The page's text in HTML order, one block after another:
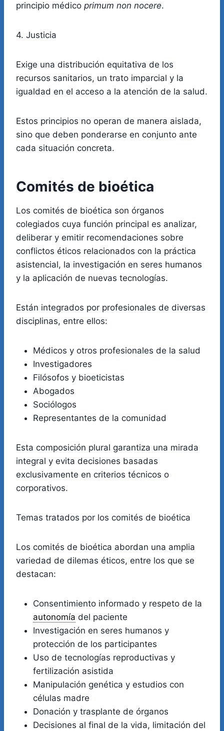
principio médico primum non nocere.
4. Justicia
Exige una distribución equitativa de los
recursos sanitarios, un trato imparcial y la
igualdad en el acceso a la atención de la salud.
Estos principios no operan de manera aislada,
sino que deben ponderarse en conjunto ante
cada situación concreta.
Comités de bioética
Los comités de bioética son órganos
colegiados cuya función principal es analizar,
deliberar y emitir recomendaciones sobre
conflictos éticos relacionados con la práctica
asistencial, la investigación en seres humanos
y la aplicación de nuevas tecnologías.
Están integrados por profesionales de diversas
disciplinas, entre ellos:
Médicos y otros profesionales de la salud
Investigadores
Filósofos y bioeticistas
Abogados
Sociólogos
Representantes de la comunidad
Esta composición plural garantiza una mirada
integral y evita decisiones basadas
exclusivamente en criterios técnicos o
corporativos.
Temas tratados por los comités de bioética
Los comités de bioética abordan una amplia
variedad de dilemas éticos, entre los que se
destacan:
Consentimiento informado y respeto de la
autonomía del paciente
Investigación en seres humanos y
protección de los participantes
Uso de tecnologías reproductivas y
fertilización asistida
Manipulación genética y estudios con
células madre
Donación y trasplante de órganos
Decisiones al final de la vida, limitación del